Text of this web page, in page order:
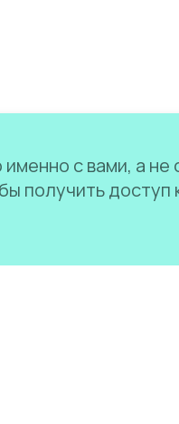
с вами, а не
получить доступ